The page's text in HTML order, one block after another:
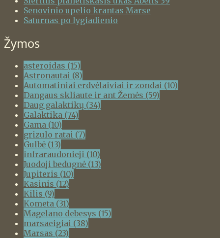
Senovinio upelio krantas Marse
Saturnas po lygiadienio
Žymos
asteroidas (15)
Astronautai (8)
Automatiniai erdvėlaiviai ir zondai (10)
Dangaus skliaute ir ant Žemės (59)
Daug galaktikų (34)
Galaktika (74)
Gama (10)
grizulo ratai (7)
Gulbė (13)
infraraudonieji (10)
Juodoji bedugnė (13)
Jupiteris (10)
Kasinis (12)
Kilis (9)
Kometa (31)
Magelano debesys (15)
marsaeigiai (38)
Marsas (23)